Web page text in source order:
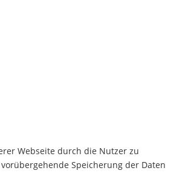
Webseite durch die Nutzer zu
Speicherung der Daten